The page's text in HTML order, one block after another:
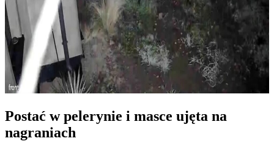
Postać w pelerynie i masce ujęta na
nagraniach